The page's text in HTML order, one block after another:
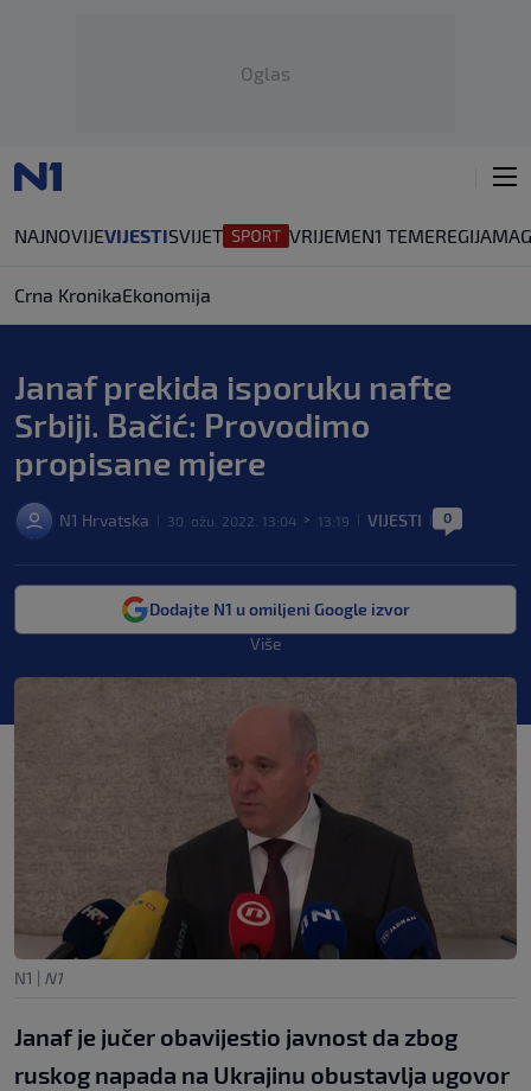
Oglas
NAJNOVIJEVIJESTISVIJET VRIJEMEN1 TEMEREGIJA
Crna KronikaEkonomija
Janaf prekida isporuku nafte
Srbiji. Bačić: Provodimo
propisane mjere
N1 Hrvatska 30. ožu. 2022. 13:04 > 13:19 VIJESTI 0
Dodajte N1 u omiljeni Google izvor
Više
N1 | N1
Janaf je jučer obavijestio javnost da zbog
ruskog napada na Ukrajinu obustavlja ugovor